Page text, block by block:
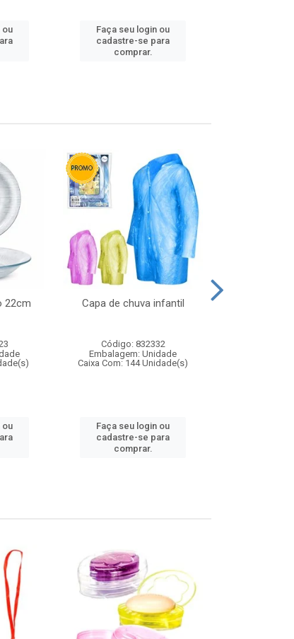
ou
Faça seu login ou
cadastre-se para
comprar.
22cm
ou
Capa de chuva infantil
Código: 832332
Embalagem: Unidade
Caixa Com: 144 Unidade(s)
Faça seu login ou
cadastre-se para
comprar.